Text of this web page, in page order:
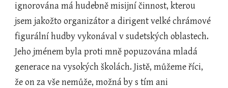
ignorována má hudebně misijní činnost, kterou
jsem jakožto organizátor a dirigent velké chrámové
figurální hudby vykonával v sudetských oblastech.
Jeho jménem byla proti mně popuzována mladá
generace na vysokých školách. Jistě, můžeme říci,
že on za vše nemůže, možná by s tím ani